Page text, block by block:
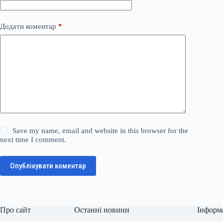
Додати коментар *
Save my name, email and website in this browser for the
next time I comment.
Опублікувати коментар
Про сайт Останні новини